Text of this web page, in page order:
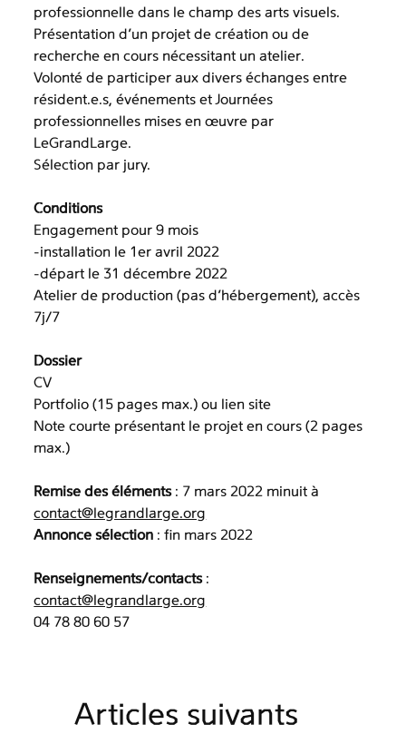
professionnelle dans le champ des arts visuels.
Présentation d’un projet de création ou de
recherche en cours nécessitant un atelier.
Volonté de participer aux divers échanges entre
résident.e.s, événements et Journées
professionnelles mises en œuvre par
LeGrandLarge.
Sélection par jury.
Conditions
Engagement pour 9 mois
-installation le 1er avril 2022
-départ le 31 décembre 2022
Atelier de production (pas d’hébergement), accès
7j/7
Dossier
CV
Portfolio (15 pages max.) ou lien site
Note courte présentant le projet en cours (2 pages
max.)
Remise des éléments: 7 mars 2022 minuit à
contact@legrandlarge.org
Annonce sélection : fin mars 2022
Renseignements/contacts:
contact@legrandlarge.org
04 78 80 60 57
Articles suivants